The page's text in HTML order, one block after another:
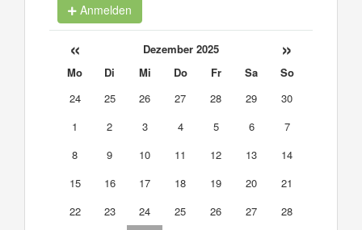
Anmelden
« Dezember 2025 »
Mo Di Mi Do Fr Sa
So
24
25 26 27 28 29
30
1
2 3 4 5 6
7
8
9 10 11 12 13
14
15
16 17 18 19 20
21
22
23 24 25 26 27
28